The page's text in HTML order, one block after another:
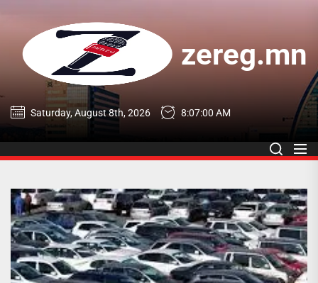
content
zereg.mn
zereg.mn
Saturday, August 8th, 2026 8:07:00 AM